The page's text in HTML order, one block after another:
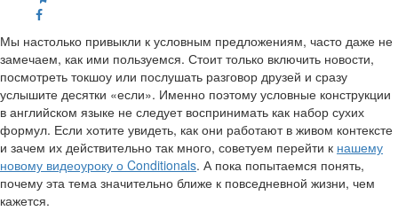
Мы настолько привыкли к условным предложениям, часто даже не
замечаем, как ими пользуемся. Стоит только включить новости,
посмотреть токшоу или послушать разговор друзей и сразу
услышите десятки «если». Именно поэтому условные конструкции
в английском языке не следует воспринимать как набор сухих
формул. Если хотите увидеть, как они работают в живом контексте
и зачем их действительно так много, советуем перейти к нашему
новому видеоуроку о Conditionals. А пока попытаемся понять,
почему эта тема значительно ближе к повседневной жизни, чем
кажется.